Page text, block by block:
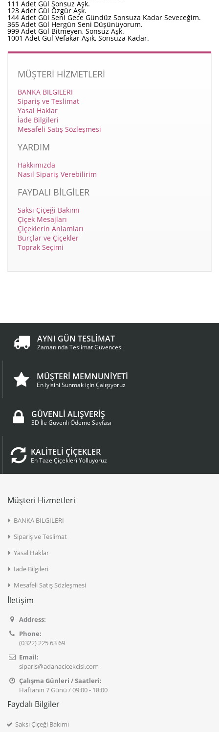
111 Adet Gül Sonsuz Aşk.
123 Adet Gül Özgür Aşk.
144 Adet Gül Seni Gece Gündüz Sonsuza Kadar Seveceğim.
365 Adet Gül Hergün Seni Düşünüyorum.
999 Adet Gül Bitmeyen, Sonsuz Aşk.
1001 Adet Gül Vefakar Aşık, Sonsuza Kadar.
MÜŞTERİ HİZMETLERİ
BANKA BILGILERI
Sipariş ve Teslimat
Yasal Haklar
İade Bilgileri
Mesafeli Satış Sözleşmesi
YARDIM
Hakkımızda
Nasıl Sipariş Verebilirim
FAYDALI BİLGİLER
Saksı Çiçeği Bakımı
Çiçek Mesajları
Çiçeklerin Anlamları
Burçlar ve Çiçekler
Toprak Seçimi
AYNI GÜN TESLİMAT
Zamanında Teslimat Güvencesi
MÜŞTERİ MEMNUNİYETİ
En İyisini Sunmak için Çalışıyoruz
GÜVENLİ ALIŞVERİŞ
3D İle Güvenli Ödeme Sayfası
KALİTELİ ÇİÇEKLER
En Taze Çiçekleri Yolluyoruz
Müşteri Hizmetleri
BANKA BILGILERI
Sipariş ve Teslimat
Yasal Haklar
İade Bilgileri
Mesafeli Satış Sözleşmesi
İletişim
Address:
Phone:
(0322) 225 63 69
Email:
siparis@adanacicekcisi.com
Çalışma Günleri / Saatleri:
Haftanın 7 Günü / 09:00 - 18:00
Faydalı Bilgiler
Saksı Çiçeği Bakımı